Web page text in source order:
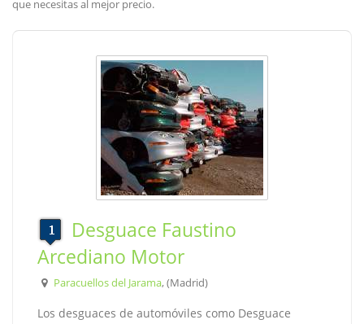
que necesitas al mejor precio.
Desguace Faustino
Arcediano Motor
Paracuellos del Jarama, (Madrid)
Los desguaces de automóviles como Desguace